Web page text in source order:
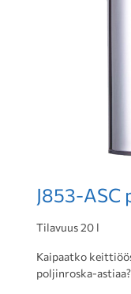
J853-ASC
Tilavuus 20 l
Kaipaatko
poljinroska-astiaa?